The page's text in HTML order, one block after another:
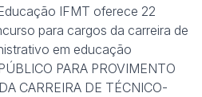
IFMT oferece 22
para cargos da carreira de
em educação
PARA PROVIMENTO
CARREIRA DE TÉCNICO-